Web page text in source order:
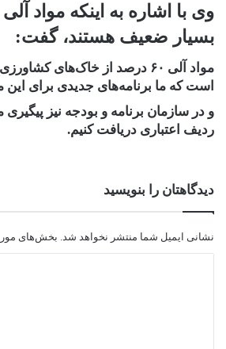
وی با اشاره به اینکه مواد
بسیار ضعیف هستند، گفت:
مواد آلی ۶۰ درصد از خاک‌های
است که ما برنامه‌های جدیدی برای این
و در سازمان برنامه و بودجه نیز پیگیری
ردیف اعتباری دریافت کنیم.
دیدگاهتان را بنویسید
نشانی ایمیل شما منتشر نخواهد شد. بخش‌های